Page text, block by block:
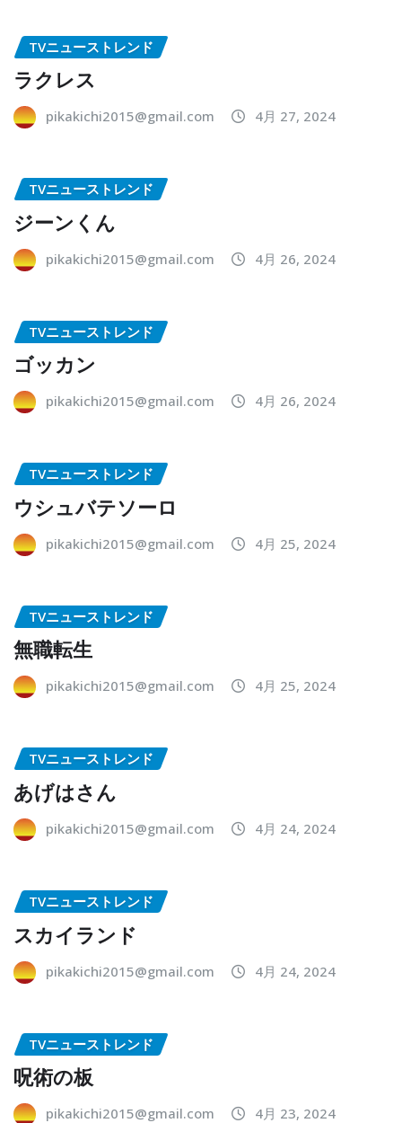
TVニューストレンド
ラクレス
pikakichi2015@gmail.com 4月 27, 2024
TVニューストレンド
ジーンくん
pikakichi2015@gmail.com 4月 26, 2024
TVニューストレンド
ゴッカン
pikakichi2015@gmail.com 4月 26, 2024
TVニューストレンド
ウシュバテソーロ
pikakichi2015@gmail.com 4月 25, 2024
TVニューストレンド
無職転生
pikakichi2015@gmail.com 4月 25, 2024
TVニューストレンド
あげはさん
pikakichi2015@gmail.com 4月 24, 2024
TVニューストレンド
スカイランド
pikakichi2015@gmail.com 4月 24, 2024
TVニューストレンド
呪術の板
pikakichi2015@gmail.com 4月 23, 2024